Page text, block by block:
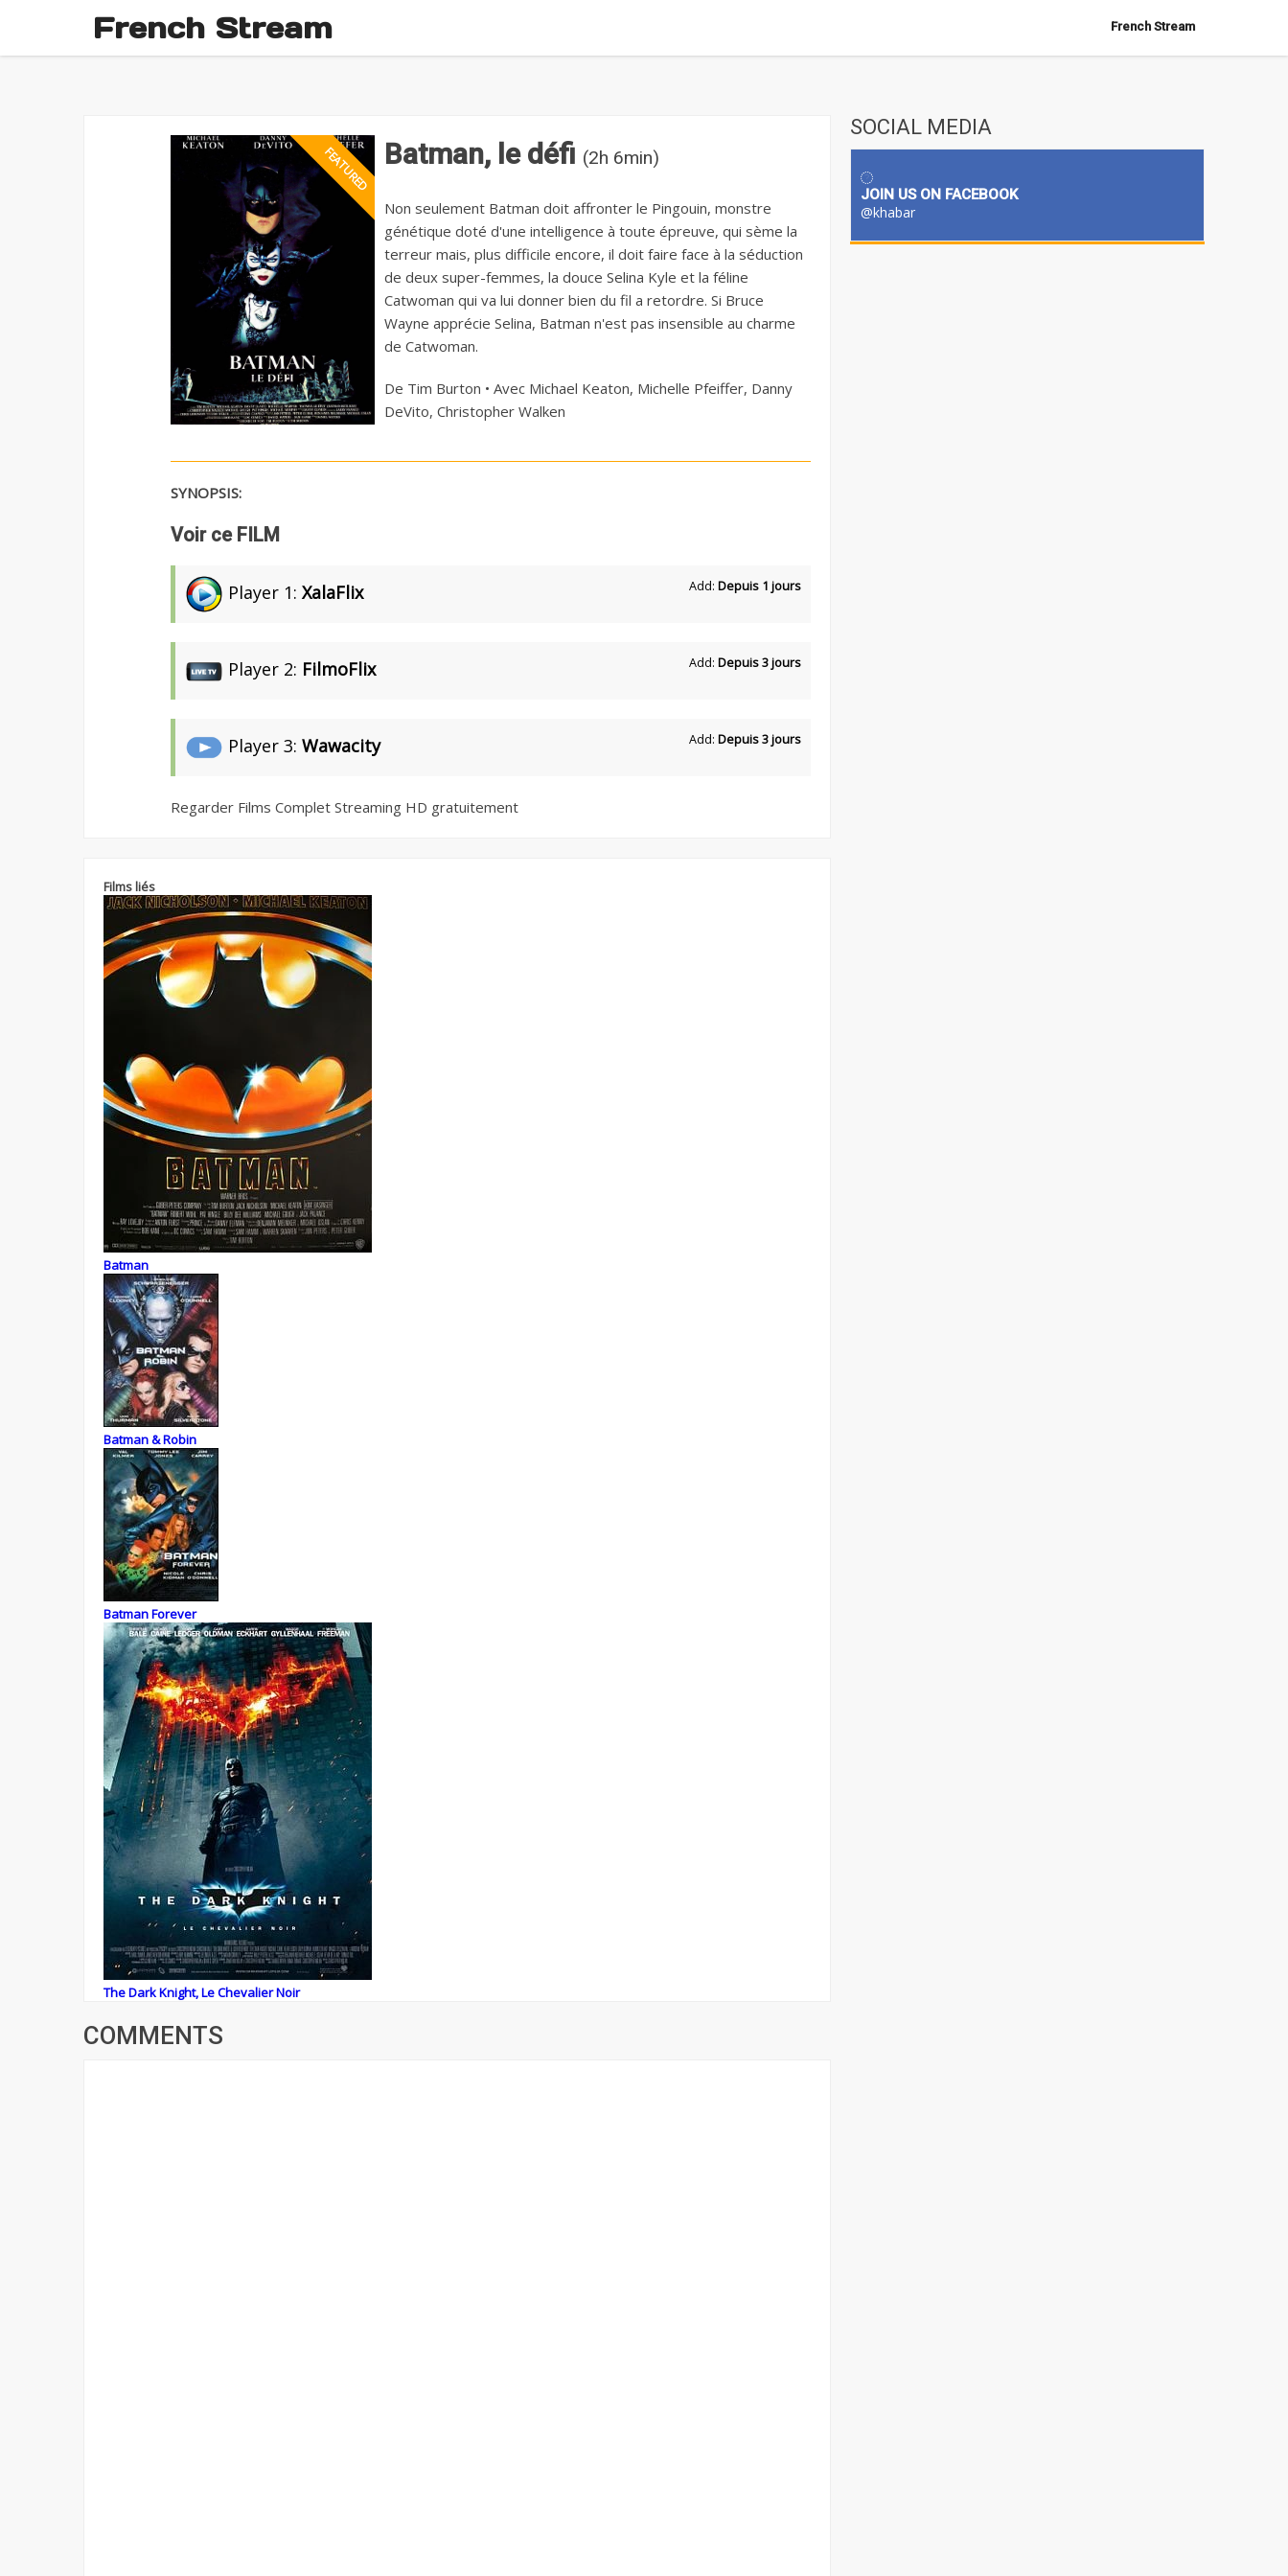
French Stream French Stream
Batman, le défi (2h 6min)
Non seulement Batman doit affronter le Pingouin, monstre
génétique doté d'une intelligence à toute épreuve, qui sème la
terreur mais, plus difficile encore, il doit faire face à la séduction
de deux super-femmes, la douce Selina Kyle et la féline
Catwoman qui va lui donner bien du fil a retordre. Si Bruce
Wayne apprécie Selina, Batman n'est pas insensible au charme
de Catwoman.
De Tim Burton • Avec Michael Keaton, Michelle Pfeiffer, Danny
DeVito, Christopher Walken
SYNOPSIS:
Voir ce FILM
Player 1: XalaFlix Add: Depuis 1 jours
Player 2: FilmoFlix Add: Depuis 3 jours
Player 3: Wawacity Add: Depuis 3 jours
Regarder Films Complet Streaming HD gratuitement
Films liés
Batman
Batman & Robin
Batman Forever
The Dark Knight, Le Chevalier Noir
COMMENTS
SOCIAL MEDIA
JOIN US ON FACEBOOK
@khabar